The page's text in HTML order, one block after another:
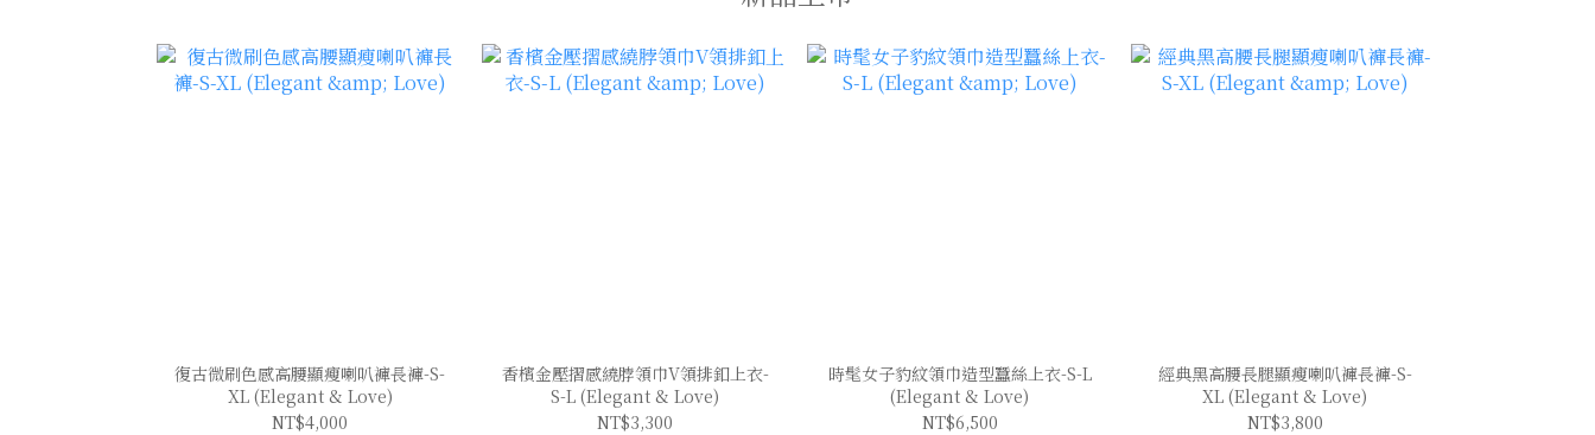
復古微刷色感高腰顯瘦喇叭褲長褲-S-
XL (Elegant & Love)
NT$4,000
香檳金壓摺感繞脖領巾V領排釦上衣-
S-L (Elegant & Love)
NT$3,300
時髦女子豹紋領巾造型蠶絲上衣-S-L
(Elegant & Love)
NT$6,500
經典黑高腰長腿顯瘦喇叭褲長褲-S-
XL (Elegant & Love)
NT$3,800